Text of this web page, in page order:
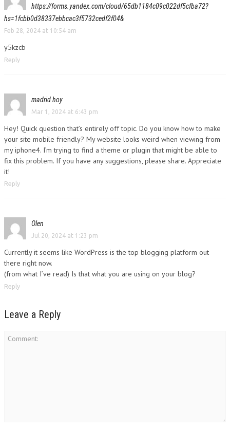
https://forms.yandex.com/cloud/65db1184c09c022df5cfba72?
hs=1fcbb0d38337ebbcac3f5732cedf2f04&
Feb 28, 2024 at 10:54 am
y5kzcb
Reply
madrid hoy
Mar 1, 2024 at 6:43 pm
Hey! Quick question that’s entirely off topic. Do you know how to make
your site mobile friendly? My website looks weird when viewing from
my iphone4. I’m trying to find a theme or plugin that might be able to
fix this problem. If you have any suggestions, please share. Appreciate
it!
Reply
Olen
Jul 20, 2024 at 1:23 pm
Currently it seems like WordPress is the top blogging platform out
there right now.
(from what I’ve read) Is that what you are using on your blog?
Reply
Leave a Reply